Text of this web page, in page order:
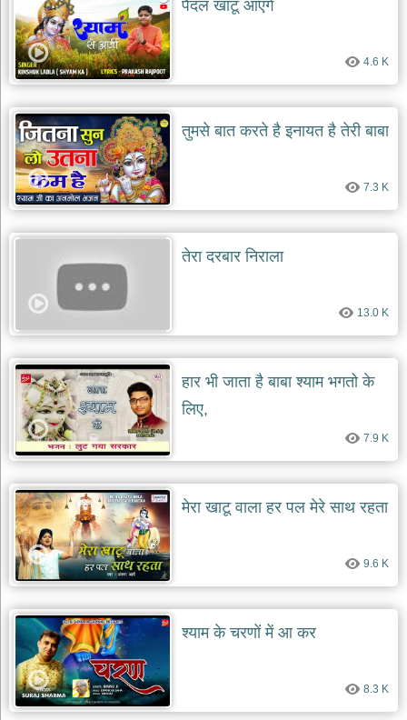
देश
भक्ति
भजन
patriotic
खाटू
श्याम
भजन
khatu
shaym
bhajans
रानी
भजन
rani
dadi
बावा
लाल
दयाल
भजन
bawa
lal
bhajans
शनि
देव
भजन
shani
dev
आज
का
भजन
bhajan
of
the
day
पैदल खाटू आएंगे
4.6 K
तुमसे बात करते है इनायत है तेरी बाबा
7.3 K
तेरा दरबार निराला
13.0 K
हार भी जाता है बाबा श्याम भगतो के
लिए,
7.9 K
मेरा खाटू वाला हर पल मेरे साथ रहता
9.6 K
श्याम के चरणों में आ कर
8.3 K